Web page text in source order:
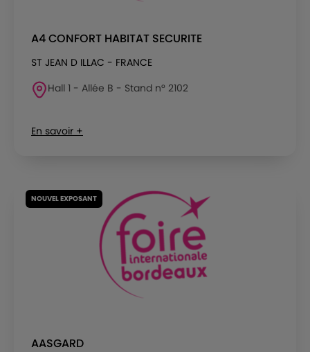
A4 CONFORT HABITAT SECURITE
ST JEAN D ILLAC - FRANCE
Hall 1 - Allée B - Stand n° 2102
En savoir +
NOUVEL EXPOSANT
AASGARD